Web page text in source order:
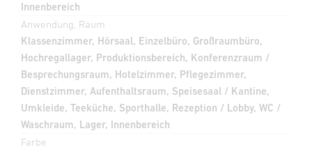
Innenbereich
Anwendung, Raum
Klassenzimmer, Hörsaal, Einzelbüro, Großraumbüro,
Hochregallager, Produktionsbereich, Konferenzraum /
Besprechungsraum, Hotelzimmer, Pflegezimmer,
Dienstzimmer, Aufenthaltsraum, Speisesaal / Kantine,
Umkleide, Teeküche, Sporthalle, Rezeption / Lobby, WC /
Waschraum, Lager, Innenbereich
Farbe